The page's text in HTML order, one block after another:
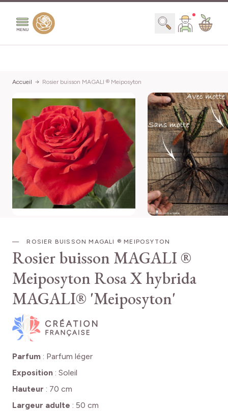
Chercher
Accueil Rosier buisson MAGALI ® Meiposyton
ROSIER BUISSON MAGALI ® MEIPOSYTON
Rosier buisson MAGALI ®
Meiposyton Rosa X hybrida
MAGALI® 'Meiposyton'
Parfum : Parfum léger
Exposition : Soleil
Hauteur : 70 cm
Largeur adulte : 50 cm